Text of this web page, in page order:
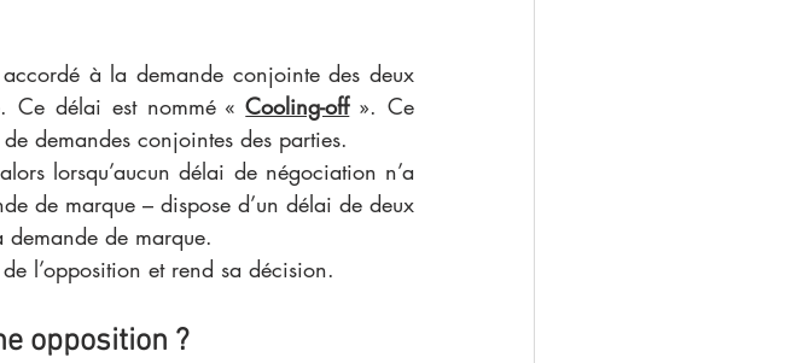
à la demande conjointe des deux
Ce délai est nommé « Cooling-off ». Ce
demandes conjointes des parties.
lorsqu’aucun délai de négociation n’a
de marque – dispose d’un délai de deux
demande de marque.
l’opposition et rend sa décision.
opposition ?